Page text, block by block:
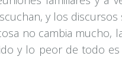
y los
no cambia mucho,
y lo peor de todo